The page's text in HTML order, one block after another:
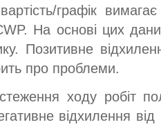
графік
На основі цих
Позитивне
про проблеми.
ходу робіт
відхилення